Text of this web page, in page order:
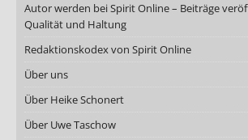
Autor werden bei Spirit Online – Beiträge
Qualität und Haltung
Redaktionskodex von Spirit Online
Über uns
Über Heike Schonert
Über Uwe Taschow